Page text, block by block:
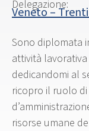
Delegazione:
Veneto –
Sono diplomata
attività
dedicandomi al
ricopro il ruolo
risorse umane